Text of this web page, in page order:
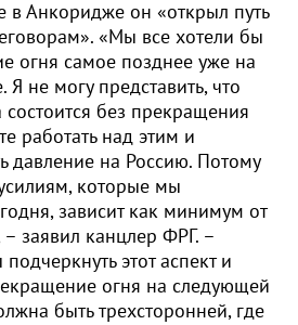
в Анкоридже он «открыл путь
«Мы все хотели бы
огня самое позднее уже на
не могу представить, что
без прекращения
работать над этим и
давление на Россию. Потому
которые мы
зависит как минимум от
заявил канцлер ФРГ. –
этот аспект и
огня на следующей
быть трехсторонней, где